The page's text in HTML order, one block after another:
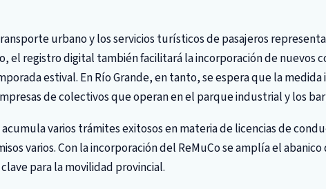
urbano y los servicios turísticos de pasajeros
el registro digital también facilitará la incorporación de nuevos
estival. En Río Grande, en tanto, se espera que la
de colectivos que operan en el parque industrial y los
varios trámites exitosos en materia de licencias de
varios. Con la incorporación del ReMuCo se amplía el abanico
para la movilidad provincial.